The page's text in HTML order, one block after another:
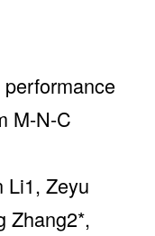
M-N-C
Zeyu
Zhang2*,